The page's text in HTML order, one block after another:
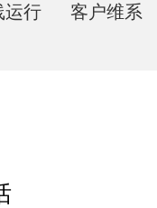
运行 客户维系